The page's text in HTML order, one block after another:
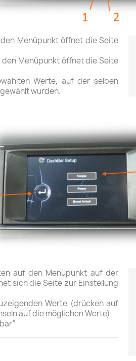
Menüpunkt öffnet die Seite
Menüpunkt öffnet die Seite
Werte, auf der selben
wurden.
auf den Menüpunkt auf der
sich die Seite zur Einstellung
Werte (drücken auf
auf die möglichen Werte)